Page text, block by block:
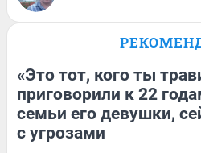
«Это тот, кого ты
приговорили к 22
семьи его девушки,
с угрозами